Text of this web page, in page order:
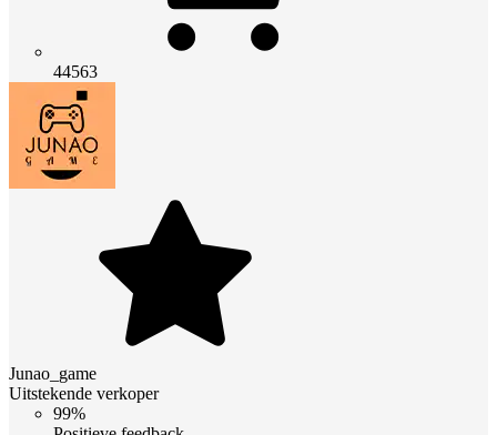
44563
Junao_game
Uitstekende verkoper
99%